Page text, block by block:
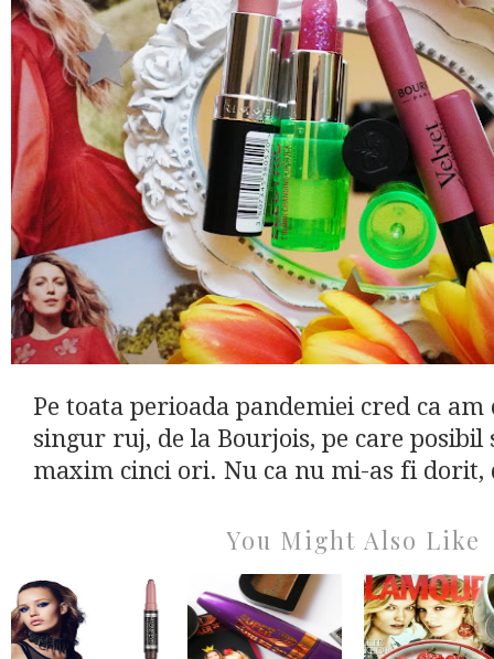
Pe toata perioada pandemiei cred ca
singur ruj, de la Bourjois, pe care posibil
maxim cinci ori. Nu ca nu mi-as fi dorit,
You Might Also Like